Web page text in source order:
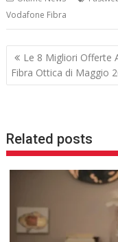
e
b
o
k
t
t
e
Vodafone Fibra
Navigazione
articoli
Le 8 Migliori Offerte
Fibra Ottica di Maggio
Related posts